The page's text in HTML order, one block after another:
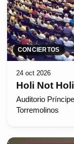
CONCIERTOS
24 oct 2026
Holi Not Holi
Auditorio
Torremolinos